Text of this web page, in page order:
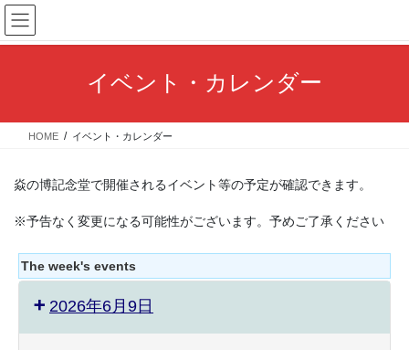
コ
ン
テ
ス
ナ
ビ
ゲ
ン
イベント・カレンダー
HOME イベント・カレンダー
焱の博記念堂で開催されるイベント等の予定が確認できます。
※予告なく変更になる可能性がございます。予めご了承ください
The week's events
2026年6月9日